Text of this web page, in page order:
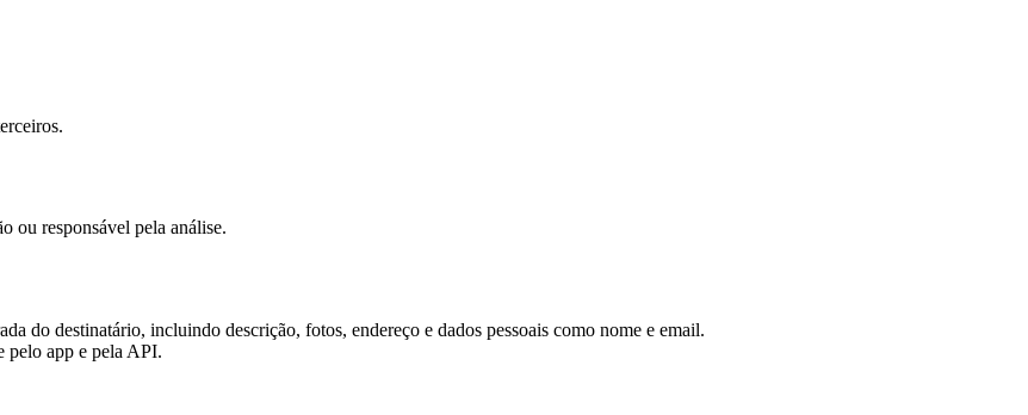
ou responsável pela análise.
do destinatário, incluindo descrição, fotos, endereço e dados pessoais como nome e email.
pelo app e pela API.